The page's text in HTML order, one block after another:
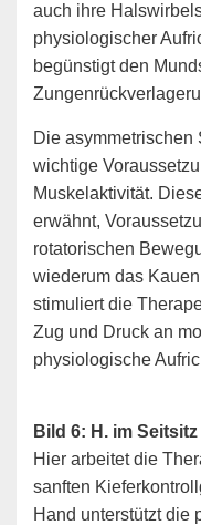
auch ihre
physiologischer
begünstigt den
Die
wichtige
Muskelaktivität.
erwähnt,
rotatorischen
wiederum das
stimuliert die
Zug und Druck an
physiologische
Bild 6: H. im
Hier arbeitet die
sanften
Hand unterstützt die